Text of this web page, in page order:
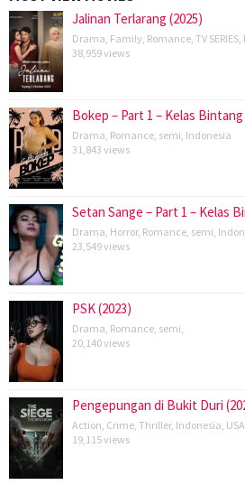
Jalinan Terlarang (2025)
Drama Family Romance TV SERIES
38,959 views
Bokep – Part 1 – Kelas Bintang
Drama Romance semi Indonesia
31,843 views
Setan Sange – Part 1 – Kelas
Drama Horror, Romance semi
23,549 views
PSK (2023)
Drama Romance semi
20,140 views
Pengepungan di Bukit Duri
Action Crime Thriller, Indonesia USA
19,115 views